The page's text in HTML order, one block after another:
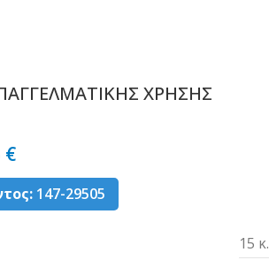
ΧΡΗΣΗΣ
€
147-29505
15 κ.